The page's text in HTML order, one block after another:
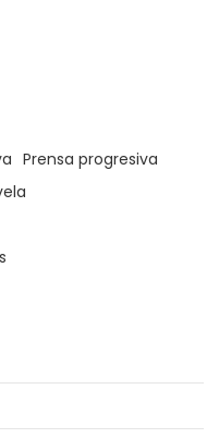
Prensa progresiva